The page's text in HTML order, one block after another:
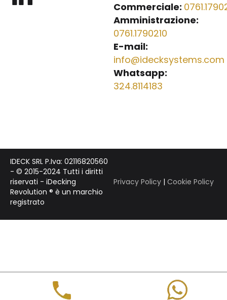
Commerciale:
Amministrazione:
0761.1790210
E-mail:
info@idecksystems.com
Whatsapp:
324.8114183
IDECK SRL P.Iva: 02116820560
- © 2015-2024 Tutti i diritti
riservati - iDecking
Revolution ® è un marchio
registrato
Privacy Policy | Cookie Policy